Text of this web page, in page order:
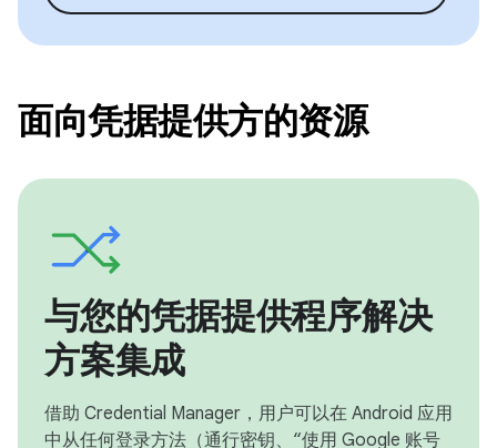
面向凭据提供方的资源
与您的凭据提供程序解决
方案集成
借助 Credential Manager，用户可以在 Android 应用
中从任何登录方法（通行密钥、“使用 Google 账号